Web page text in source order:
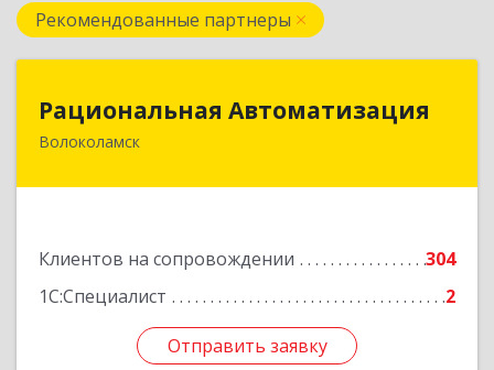
Рекомендованные партнеры
Рациональная Автоматизация
Волоколамск
Клиентов на сопровождении
304
1С:Специалист
2
Отправить заявку
143600, Московская обл, Волоколамский р-н,
Подробнее
Отправить заявку